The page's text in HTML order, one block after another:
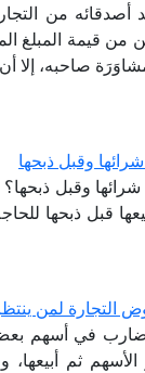
أصدقائه من
من قيمة المبلغ
صاحبه، إلا
وقبل ذبحها
وقبل
قبل ذبحها
لمن ينتظر
في أسهم
ثم أبيعها،